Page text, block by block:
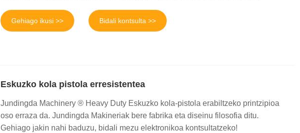
Gehiago ikusi >> Bidali kontsulta >>
Eskuzko kola pistola erresistentea
Jundingda Machinery ® Heavy Duty Eskuzko kola-pistola erabiltzeko printzipioa
oso erraza da. Jundingda Makineriak bere fabrika eta diseinu filosofia ditu.
Gehiago jakin nahi baduzu, bidali mezu elektronikoa kontsultatzeko!